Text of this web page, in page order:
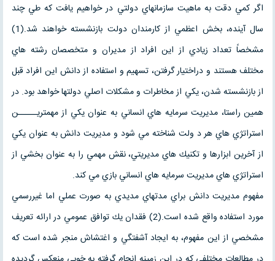
اگر كمي دقت به ماهيت سازمانهاي دولتي در خواهيم يافت كه طي چند
سال آينده، بخش اعظمي از كارمندان دولت بازنشسته خواهند شد.(1)
مشخصاً تعداد زيادي از اين افراد از مديران و متخصصان رشته هاي
مختلف هستند و دراختيار گرفتن، تسهيم و استفاده از دانش اين افراد قبل
از بازنشسته شدن، يكي از مخاطرات و مشكلات اصلي دولتها خواهد بود. در
همين راستا، مديريت سرمايه هاي انساني به عنوان يكي از مهمتريـــــن
استراتژي هاي هر د ولت شناخته مي شود و مديريت دانش به عنوان يكي
از آخرين ابزارها و تكنيك هاي مديريتي، نقش مهمي را به عنوان بخشي از
استراتژي هاي مديريت سرمايه هاي انساني بازي مي كند.
مفهوم مديريت دانش براي مدتهاي مديدي به صورت عملي اما غيررسمي
مورد استفاده واقع شده است.(2) فقدان يك توافق عمومي در ارائه تعريف
مشخصي از اين مفهوم، به ايجاد آشفتگي و اغتشاش منجر شده است كه